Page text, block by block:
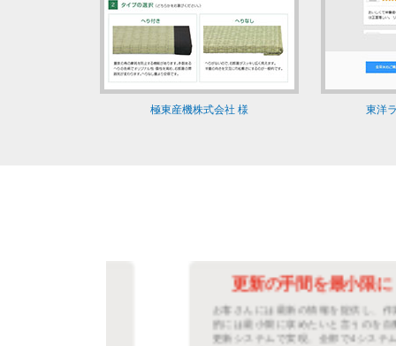
極東産機株式会社 様 東洋
更新の手間を最小限に
お客さんには最新の情報を提供し、作業
的には最小限に収めたいと言うのを自動
更新システムで実現。全部で4システムを